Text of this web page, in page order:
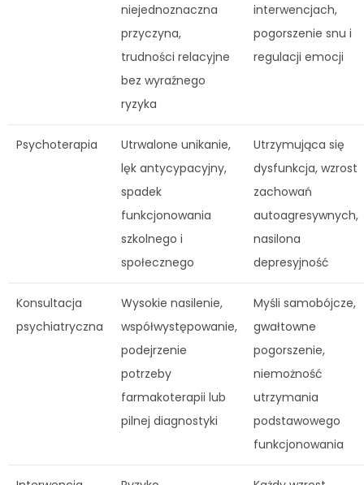
niejednoznaczna
przyczyna,
trudności relacyjne
bez wyraźnego
ryzyka
interwencjach,
pogorszenie snu i
regulacji emocji
Psychoterapia
Utrwalone unikanie,
lęk antycypacyjny,
spadek
funkcjonowania
szkolnego i
społecznego
Utrzymująca się
dysfunkcja, wzrost
zachowań
autoagresywnych,
nasilona
depresyjność
Konsultacja
psychiatryczna
Wysokie nasilenie,
współwystępowanie,
podejrzenie
potrzeby
farmakoterapii lub
pilnej diagnostyki
Myśli samobójcze,
gwałtowne
pogorszenie,
niemożność
utrzymania
podstawowego
funkcjonowania